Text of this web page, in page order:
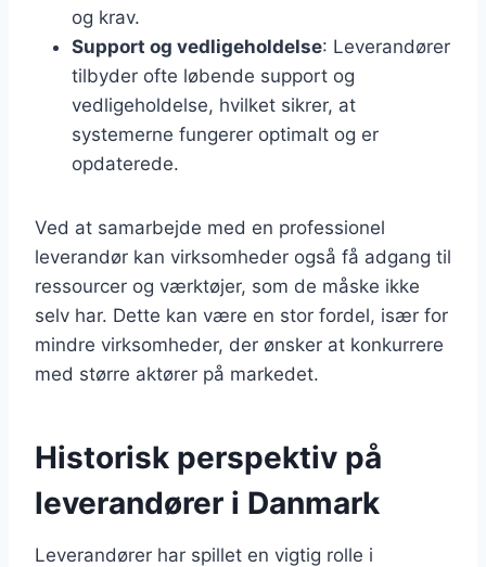
og krav.
Support og vedligeholdelse: Leverandører
tilbyder ofte løbende support og
vedligeholdelse, hvilket sikrer, at
systemerne fungerer optimalt og er
opdaterede.
Ved at samarbejde med en professionel
leverandør kan virksomheder også få adgang til
ressourcer og værktøjer, som de måske ikke
selv har. Dette kan være en stor fordel, især for
mindre virksomheder, der ønsker at konkurrere
med større aktører på markedet.
Historisk perspektiv på
leverandører i Danmark
Leverandører har spillet en vigtig rolle i